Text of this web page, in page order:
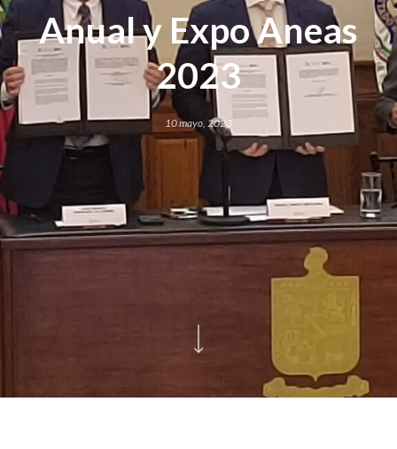
Anual y Expo Aneas
2023
10 mayo, 2023